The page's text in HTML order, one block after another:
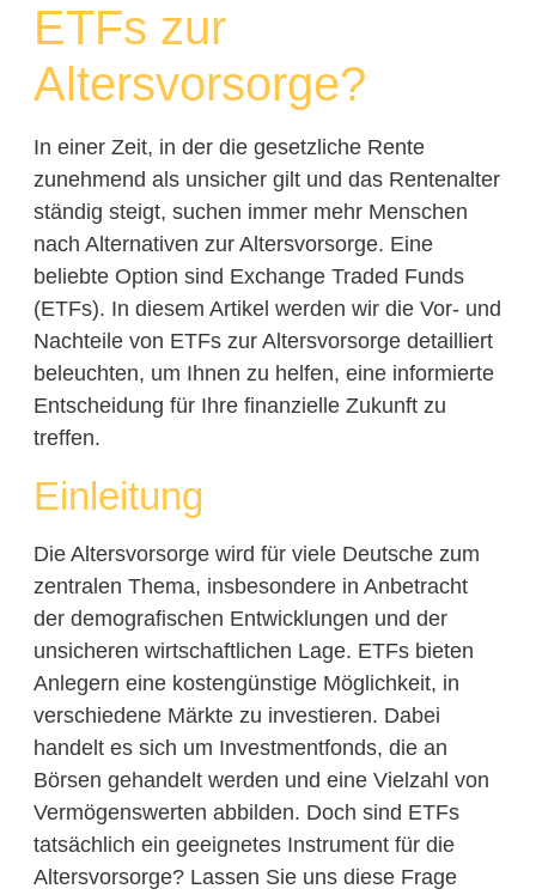
ETFs zur
Altersvorsorge?
In einer Zeit, in der die gesetzliche Rente
zunehmend als unsicher gilt und das Rentenalter
ständig steigt, suchen immer mehr Menschen
nach Alternativen zur Altersvorsorge. Eine
beliebte Option sind Exchange Traded Funds
(ETFs). In diesem Artikel werden wir die Vor- und
Nachteile von ETFs zur Altersvorsorge detailliert
beleuchten, um Ihnen zu helfen, eine informierte
Entscheidung für Ihre finanzielle Zukunft zu
treffen.
Einleitung
Die Altersvorsorge wird für viele Deutsche zum
zentralen Thema, insbesondere in Anbetracht
der demografischen Entwicklungen und der
unsicheren wirtschaftlichen Lage. ETFs bieten
Anlegern eine kostengünstige Möglichkeit, in
verschiedene Märkte zu investieren. Dabei
handelt es sich um Investmentfonds, die an
Börsen gehandelt werden und eine Vielzahl von
Vermögenswerten abbilden. Doch sind ETFs
tatsächlich ein geeignetes Instrument für die
Altersvorsorge? Lassen Sie uns diese Frage